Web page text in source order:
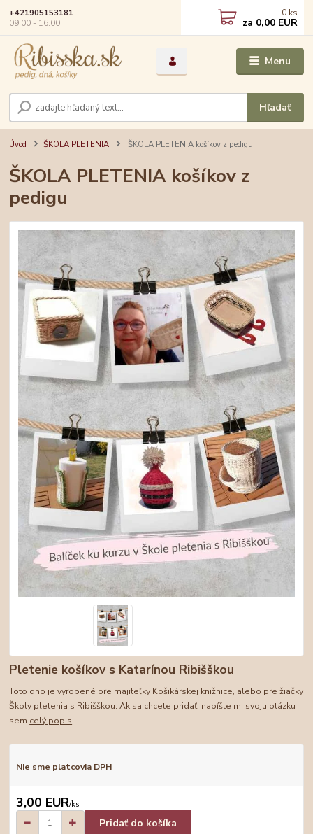
Menu
Hľadať
+421905153181
09:00 - 16:00
0 ks
za 0,00 EUR
Úvod ŠKOLA PLETENIA ŠKOLA PLETENIA košíkov z pedigu
ŠKOLA PLETENIA košíkov z
pedigu
Pletenie košíkov s Katarínou Ribišškou
Toto dno je vyrobené pre majiteľky Košikárskej knižnice, alebo pre žiačky
Školy pletenia s Ribišškou. Ak sa chcete pridať, napíšte mi svoju otázku
sem celý popis
Nie sme platcovia DPH
3,00 EUR/ks
Pridať do košíka